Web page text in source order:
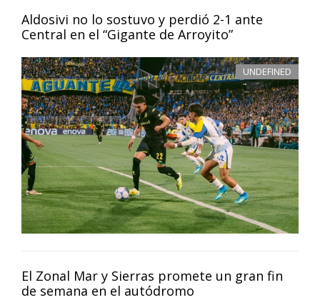
Aldosivi no lo sostuvo y perdió 2-1 ante
Central en el “Gigante de Arroyito”
UNDEFINED
El Zonal Mar y Sierras promete un gran fin
de semana en el autódromo